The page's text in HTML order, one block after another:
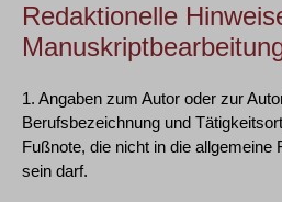
Redaktionelle
1. Angaben zum Autor oder zur
Berufsbezeichnung und
Fußnote, die nicht in die allgemeine
sein darf.